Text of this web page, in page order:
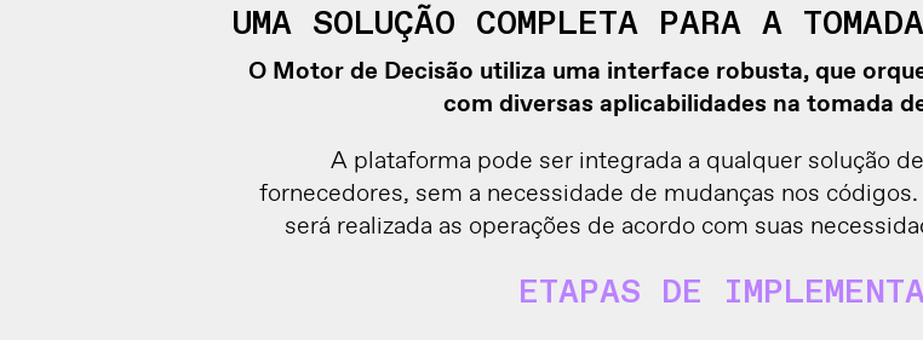
UMA SOLUÇÃO COMPLETA PARA A
O Motor de Decisão utiliza uma interface robusta, que
com diversas aplicabilidades na tomada
A plataforma pode ser integrada a qualquer solução
fornecedores, sem a necessidade de mudanças nos
será realizada as operações de acordo com suas
ETAPAS DE